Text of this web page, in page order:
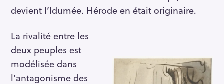
devient l’Idumée. Hérode en était originaire.
La rivalité entre les
deux peuples est
modélisée dans
l’antagonisme des